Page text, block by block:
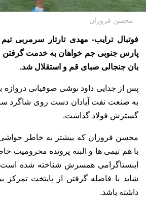
محسن فروزان
فوتبال ترایب- مهدی تارتار سرمربی
پارس جنوبی جم خواهان به خدمت گرفتن
بان جنجالی صبای قم و استقلال شد.
پس از جدایی داود نوشی صوفیانی دروازه
به صنعت نفت آبادان دست روی شاگرد
گسترش فولاد گذاشت.
محسن فروزان که بیشتر به خاطر
با هم تیمی ها و البته پرونده محرومیت
اینستاگرامی همسرش شناخته شده است
شاید با فاصله گرفتن از پایتخت
داشته باشد.